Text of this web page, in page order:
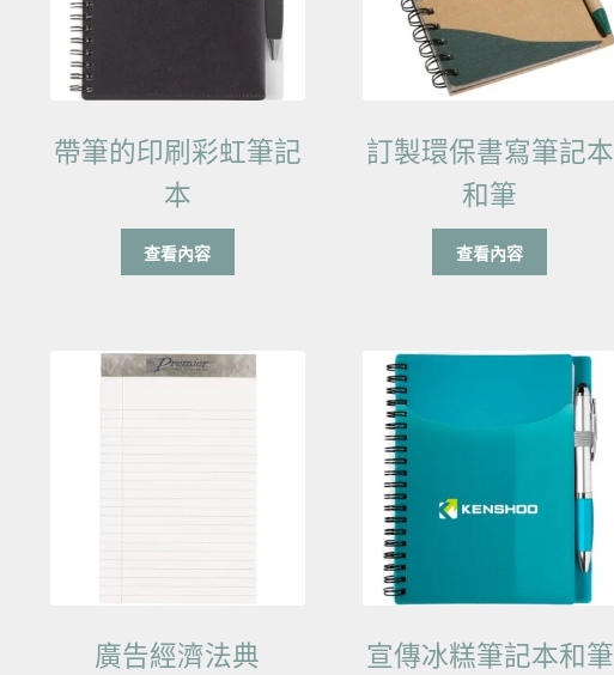
帶筆的印刷彩虹筆記
本
查看內容
訂製環保書寫筆記本
和筆
查看內容
廣告經濟法典
宣傳冰糕筆記本和筆